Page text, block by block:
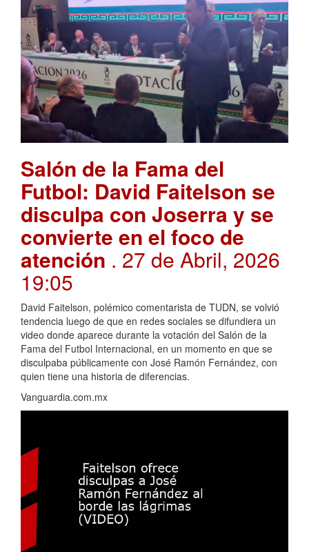
Salón de la Fama del
Futbol: David Faitelson se
disculpa con Joserra y se
convierte en el foco de
atención . 27 de Abril, 2026
19:05
David Faitelson, polémico comentarista de TUDN, se volvió
tendencia luego de que en redes sociales se difundiera un
video donde aparece durante la votación del Salón de la
Fama del Futbol Internacional, en un momento en que se
disculpaba públicamente con José Ramón Fernández, con
quien tiene una historia de diferencias.
Vanguardia.com.mx